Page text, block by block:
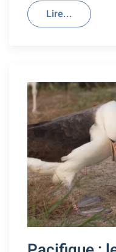
Lire...